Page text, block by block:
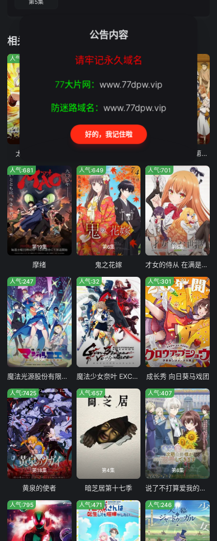
第5集
相关推荐
人气:15
太空丹迪第二季
第13集完结
人气:48
异世界悠闲农家 第二季
第19集
人气:681
摩绪
第6集
人气:649
鬼之花嫁
第6集
人气:701
才女的侍从 在满是高岭之花的贵族学校暗中照顾（毫无生活自理能力的）学院第一大小姐
第6集
人气:247
魔法光源股份有限公司第二季
第6集
人气:32
魔法少女奈叶 EXCEEDS Gun Blaze Vengeance
第6集
人气:301
成长秀 向日葵马戏团
第18集
人气:7425
黄泉的使者
第4集
人气:657
暗芝居第十七季
第6集
人气:407
说了不打算爱我的公爵继承人 不知为何对我宠爱有加
人气:795 人气:471 人气:246
公告内容
请牢记永久域名
77大片网： www.77dpw.vip
防迷路域名： www.77dpw.vip
好的，我记住啦